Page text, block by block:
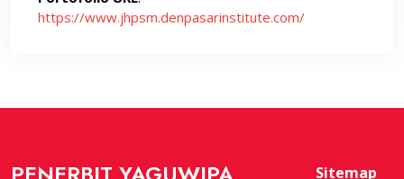
https://www.jhpsm.denpasarinstitute.com/
Sitemap